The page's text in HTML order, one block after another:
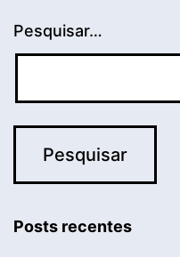
Pesquisar…
Posts recentes